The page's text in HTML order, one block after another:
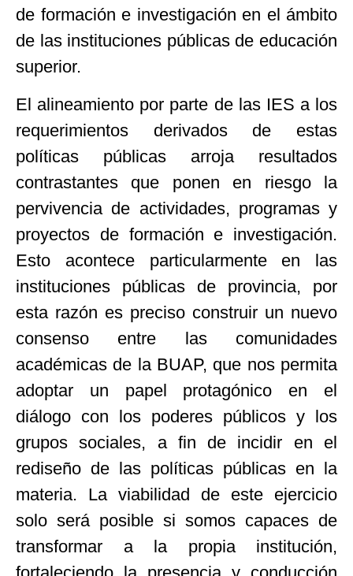
de formación e investigación en el ámbito
de las instituciones públicas de educación
superior.
El alineamiento por parte de las IES a los
requerimientos derivados de estas
políticas públicas arroja resultados
contrastantes que ponen en riesgo la
pervivencia de actividades, programas y
proyectos de formación e investigación.
Esto acontece particularmente en las
instituciones públicas de provincia, por
esta razón es preciso construir un nuevo
consenso entre las comunidades
académicas de la BUAP, que nos permita
adoptar un papel protagónico en el
diálogo con los poderes públicos y los
grupos sociales, a fin de incidir en el
rediseño de las políticas públicas en la
materia. La viabilidad de este ejercicio
solo será posible si somos capaces de
transformar a la propia institución,